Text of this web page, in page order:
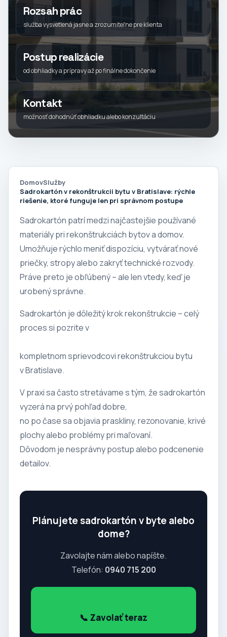
Rozsah prác
služba vysvetlená jasne a zrozumiteľne pre klienta
Postup realizácie
od obhliadky a prípravy až po finálne dokončenie
Kontakt
možnosť dohodnúť obhliadku alebo konzultáciu
DomovSlužby
Sadrokartón v rekonštrukcii bytu v Bratislave: rýchle
riešenie, ktoré funguje len pri správnom postupe
Sadrokartón patrí medzi najčastejšie používané
materiály pri rekonštrukciách bytov a domov.
Umožňuje rýchlo meniť dispozíciu, vytvárať nové
priečky, stropy alebo zakryť technické rozvody.
Práve preto je obľúbený – ale len vtedy, keď je
urobený správne.
Sadrokartón je dôležitý krok rekonštrukcie – celý
proces si pozrite v
kompletnom sprievodcovi rekonštrukciou bytu
v Bratislave.
V praxi sa často stretávame s tým, že sadrokartón
vyzerá na prvý pohľad dobre,
no po čase sa objavia praskliny, rezonovanie, krivé
plochy alebo problémy pri maľovaní.
Dôvodom je nesprávny postup alebo podcenenie
detailov.
Plánujete sadrokartón v byte alebo
dome?
Zavolajte nám alebo napíšte.
Telefón: 0940 715 200
📞 Zavolať teraz